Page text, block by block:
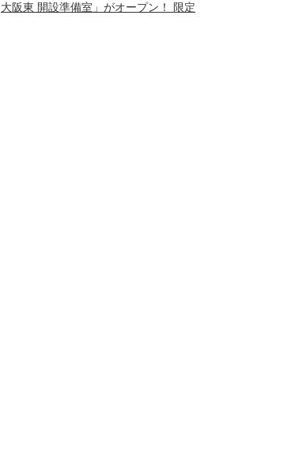
大阪東 開設準備室」がオープン！ 限定